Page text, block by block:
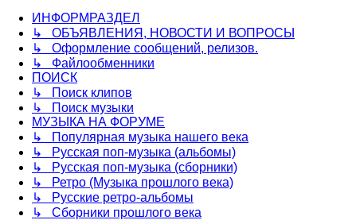
ИНФОРМРАЗДЕЛ
↳ ОБЪЯВЛЕНИЯ, НОВОСТИ И ВОПРОСЫ
↳ Оформление сообщений, релизов.
↳ Файлообменники
ПОИСК
↳ Поиск клипов
↳ Поиск музыки
МУЗЫКА НА ФОРУМЕ
↳ Популярная музыка нашего века
↳ Русская поп-музыка (альбомы)
↳ Русская поп-музыка (сборники)
↳ Ретро (Музыка прошлого века)
↳ Русские ретро-альбомы
↳ Сборники прошлого века